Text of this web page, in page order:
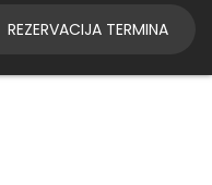
REZERVACIJA TERMINA